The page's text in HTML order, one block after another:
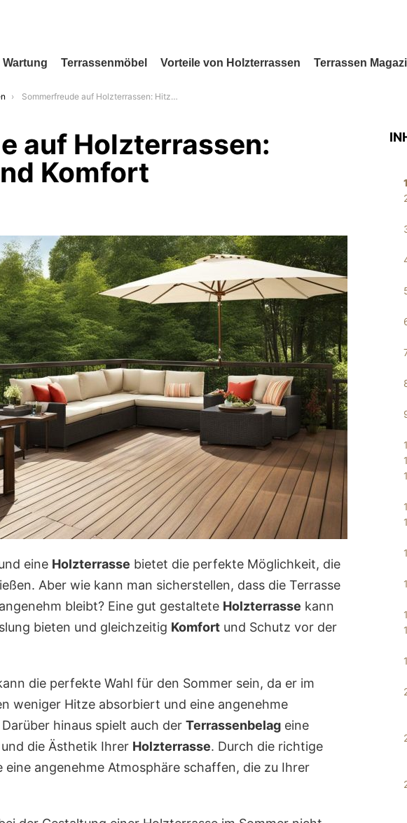
Wartung Terrassenmöbel Vorteile von Holzterrassen Terrassen
Sommerfreude auf Holzterrassen: Hitzeschutz und Komfort
auf Holzterrassen:
Komfort
eine Holzterrasse bietet die perfekte Möglichkeit, die
Aber wie kann man sicherstellen, dass die Terrasse
bleibt? Eine gut gestaltete Holzterrasse kann
bieten und gleichzeitig Komfort und Schutz vor der
die perfekte Wahl für den Sommer sein, da er im
weniger Hitze absorbiert und eine angenehme
hinaus spielt auch der Terrassenbelag eine
und die Ästhetik Ihrer Holzterrasse. Durch die richtige
eine angenehme Atmosphäre schaffen, die zu Ihrer